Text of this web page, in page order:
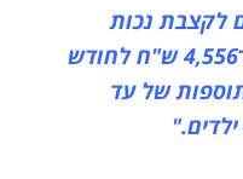
לקצבת נכות
כללית שעומדת כיום על כ־4,556 ש"ח לחודש
של עד